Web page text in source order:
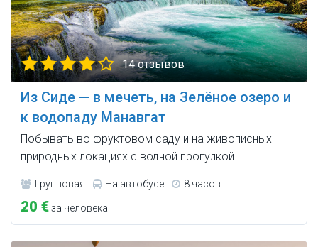
14 отзывов
Из Сиде — в мечеть, на Зелёное озеро и
к водопаду Манавгат
Побывать во фруктовом саду и на живописных
природных локациях c водной прогулкой.
Групповая На автобусе 8 часов
20 €за человека